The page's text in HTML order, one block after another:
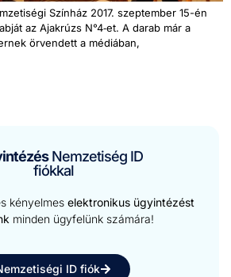
Szín­ház 2017. szeptem­ber 15-én
az Ajakrúzs N°4‑et. A darab már a
örven­dett a médiában,
Nemzetiség ID
fiókkal
kényelmes elektronikus ügyintézést
minden ügyfelünk számára!
ID fiók